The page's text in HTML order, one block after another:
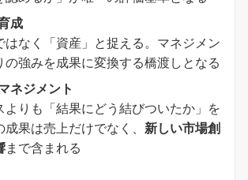
成
はなく「資産」と捉える。マネジメン
の強みを成果に変換する橋渡しとなる
ネジメント
よりも「結果にどう結びついたか」を
果は売上だけでなく、 新しい市場創
まで含まれる